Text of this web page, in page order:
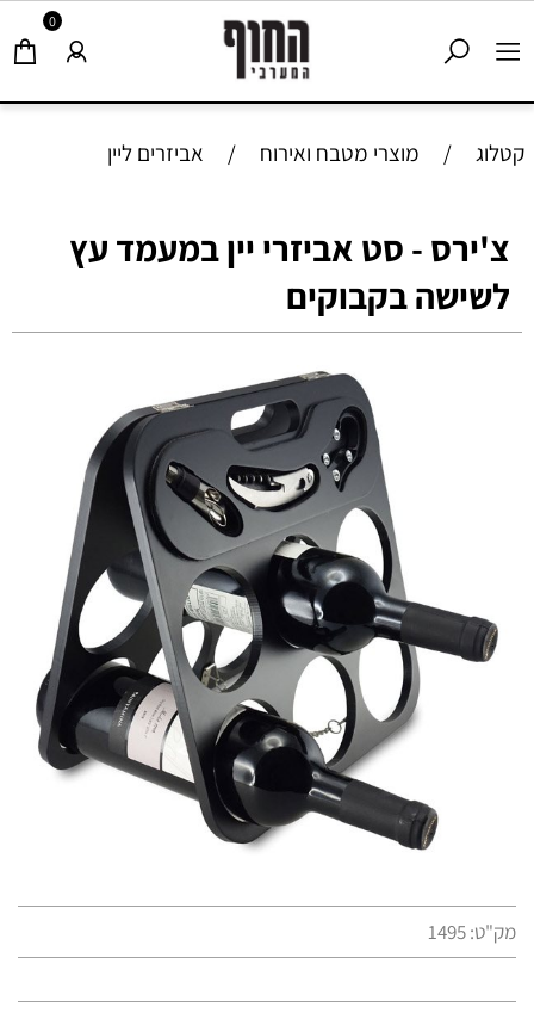
0
קטלוג / מוצרי מטבח ואירוח / אביזרים ליין
צ'ירס - סט אביזרי יין במעמד עץ
לשישה בקבוקים
מק"ט:1495